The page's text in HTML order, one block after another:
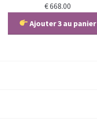
€668.00
Ajouter 3 au panier